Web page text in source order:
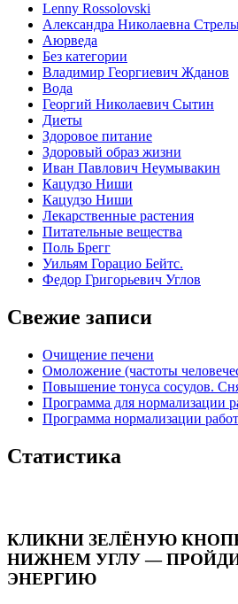
Lenny Rossolovski
Александра Николаевна
Аюрведа
Без категории
Владимир Георгиевич Жданов
Вода
Георгий Николаевич Сытин
Диеты
Здоровое питание
Здоровый образ жизни
Иван Павлович Неумывакин
Кацудзо Ниши
Кацудзо Ниши
Лекарственные растения
Питательные вещества
Поль Брегг
Уильям Горацио Бейтс.
Федор Григорьевич Углов
Свежие записи
Очищение печени
Омоложение (частоты
Повышение тонуса сосудов.
Программа для нормализации
Программа нормализации
Статистика
КЛИКНИ ЗЕЛЁНУЮ
НИЖНЕМ УГЛУ —
ЭНЕРГИЮ